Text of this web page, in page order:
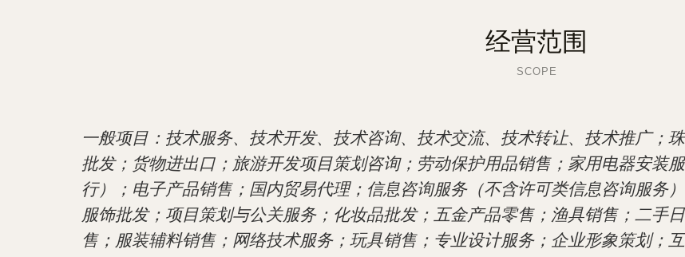
经营范围
SCOPE
一般项目：技术服务、技术开发、技术咨询、技术交流、技术转让、技术推广；
批发；货物进出口；旅游开发项目策划咨询；劳动保护用品销售；家用电器安装
行）；电子产品销售；国内贸易代理；信息咨询服务（不含许可类信息咨询服务
服饰批发；项目策划与公关服务；化妆品批发；五金产品零售；渔具销售；二手
售；服装辅料销售；网络技术服务；玩具销售；专业设计服务；企业形象策划；